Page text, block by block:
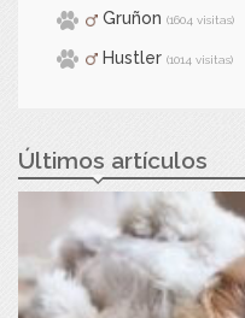
Gruñon (1604 visitas)
Hustler (1014 visitas)
Últimos artículos